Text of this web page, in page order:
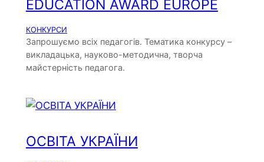
EDUCATION AWARD EUROPE
КОНКУРСИ
Запрошуємо всіх педагогів. Тематика конкурсу –
викладацька, науково-методична, творча
майстерність педагога.
ОСВІТА УКРАЇНИ